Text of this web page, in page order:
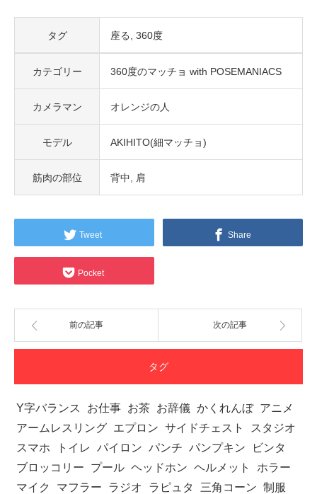
タグ 座る 360度
カテゴリー 360度のマッチョ with POSEMANIACS
カメラマン オレンジの人
モデル AKIHITO(細マッチョ)
筋肉の部位 背中 肩
Tweet Share
Pocket
前の記事 次の記事
タグ
Y字バランス お仕事 お茶 お辞儀 かくれんぼ アニメ
アームレスリング エプロン サイドチェスト
スタジオ
スマホ
トイレ パイロン パンチ パンプキン
ビンタ
ブロッコリー
プール ヘッドホン ヘルメット
ホラー
マイク
マフラー ラジオ ラピュタ 三角コーン 制服